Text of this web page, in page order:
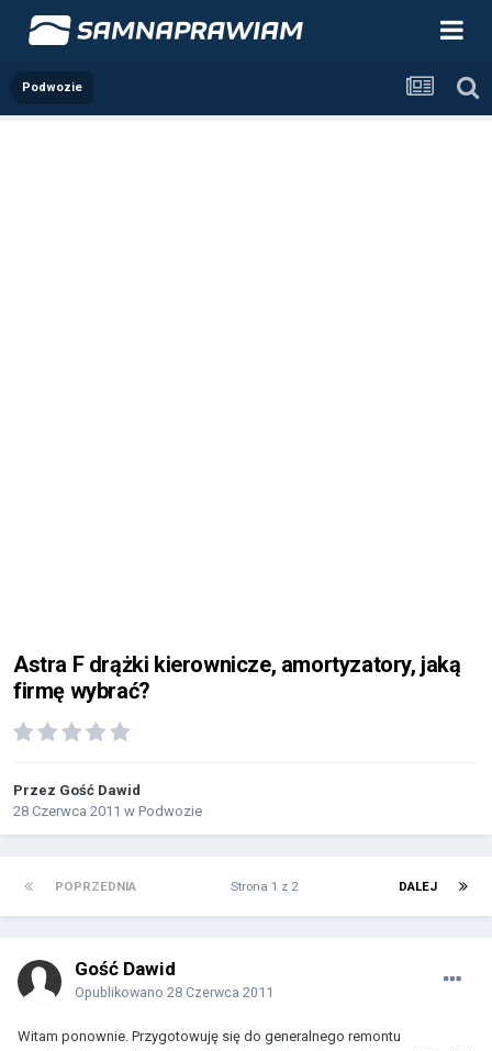
Podwozie
Astra F drążki kierownicze, amortyzatory, jaką
firmę wybrać?
Przez Gość Dawid
28 Czerwca 2011 w Podwozie
POPRZEDNIA DALEJ
Strona 1 z 2
Gość Dawid
Opublikowano 28 Czerwca 2011
Witam ponownie. Przygotowuję się do generalnego remontu